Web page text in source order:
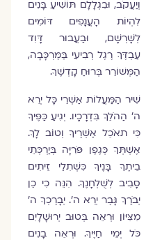
וְיַעֲקֹב, וּבִגְלָלָם תּוֹשִׁיעַ בָּנִים
לִהְיוֹת הָעֲנָפִים דּוֹמִים
לְשָׁרְשָׁם, וּבַעֲבוּר דָּוִד
עַבְדֶּךָ רֶגֶל רְבִיעִי בַּמֶּרְכָּבָה,
הַמְּשׁוֹרֵר בְּרוּחַ קָדְשֶׁךָ.
שִׁיר הַמַּעֲלוֹת אַשְׁרֵי כָּל יְרֵא
ה' הַהֹלֵךְ בִּדְרָכָיו. יְגִיעַ כַּפֶּיךָ
כִּי תאֹכֵל אַשְׁרֶיךָ וְטוֹב לָךְ.
אֶשְׁתְּךָ כְּגֶפֶן פֹּרִיָּה בְּיַרְכְּתֵי
בֵיתֶךָ בָּנֶיךָ כִּשְׁתִלֵי זֵיתִים
סָבִיב לְשֻׁלְחָנֶךָ. הִנֵּה כִי כֵן
יְבֹרַךְ גָּבֶר יְרֵא ה'. יְבָרֶכְךָ ה'
מִצִּיּוֹן וּרְאֵה בְּטוּב יְרוּשָׁלָיִם
כֹּל יְמֵי חַיֶּיךָ. וּרְאֵה בָנִים